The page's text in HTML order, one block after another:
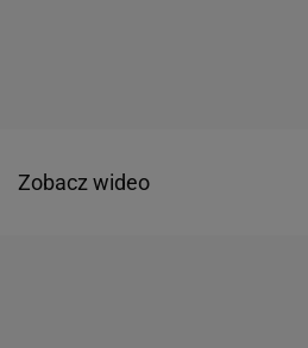
Zobacz wideo